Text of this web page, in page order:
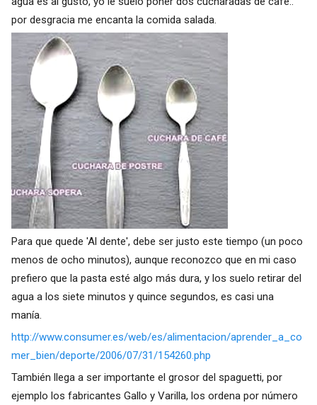
por desgracia me encanta la comida salada.
Para que quede 'Al dente', debe ser justo este tiempo (un poco
menos de ocho minutos), aunque reconozco que en mi caso
prefiero que la pasta esté algo más dura, y los suelo retirar del
agua a los siete minutos y quince segundos, es casi una
manía.
http://www.consumer.es/web/es/alimentacion/aprender_a_co
mer_bien/deporte/2006/07/31/154260.php
También llega a ser importante el grosor del spaguetti, por
ejemplo los fabricantes Gallo y Varilla, los ordena por número